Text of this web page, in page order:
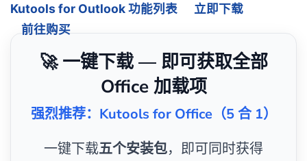
Kutools for Outlook 功能列表
立即下载
前往购买
🚀 一键下载 — 即可获取全部
Office 加载项
强烈推荐：Kutools for Office（5 合 1）
一键下载五个安装包，即可同时获得